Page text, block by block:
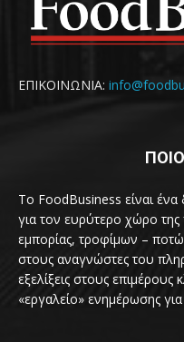
ΕΠΙΚΟΙΝΩΝΙΑ:
Το FoodBusiness είναι
για τον ευρύτερο χώρο
εμπορίας, τροφίμων –
στους αναγνώστες του
εξελίξεις στους
«εργαλείο» ενημέρωσης για